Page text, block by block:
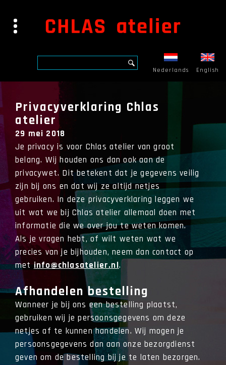
English
Nederlands
Privacyverklaring Chlas
atelier
29 mei 2018
Je privacy is voor Chlas atelier van groot
belang. Wij houden ons dan ook aan de
privacywet. Dit betekent dat je gegevens veilig
zijn bij ons en dat wij ze altijd netjes
gebruiken. In deze privacyverklaring leggen we
uit wat we bij Chlas atelier allemaal doen met
informatie die we over jou te weten komen.
Als je vragen hebt, of wilt weten wat we
precies van je bijhouden, neem dan contact op
metinfo@chlasatelier.nl.
Afhandelen bestelling
Wanneer je bij ons een bestelling plaatst,
gebruiken wij je persoonsgegevens om deze
netjes af te kunnen handelen. Wij mogen je
persoonsgegevens dan aan onze bezorgdienst
geven om de bestelling bij je te laten bezorgen.